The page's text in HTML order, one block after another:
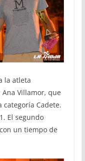
la atleta
Villamor, que
Cadete.
El segundo
un tiempo de